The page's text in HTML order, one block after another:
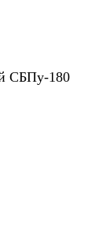
СБПу-180